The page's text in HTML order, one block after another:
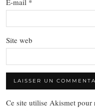
E-mail *
Site web
Ce site utilise Akismet pour